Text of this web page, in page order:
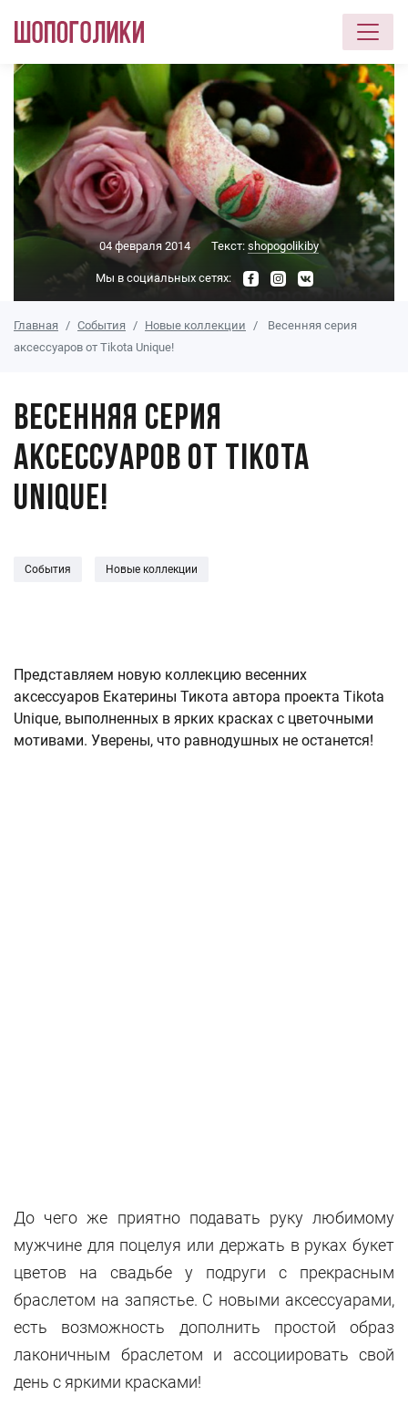
Перейти к основному содержанию
04 февраля 2014 Текст: shopogolikiby
Мы в социальных сетях:
Главная События Новые коллекции
Весенняя серия
аксессуаров от Tikota Unique!
Весенняя серия
аксессуаров от Tikota
Unique!
События Новые коллекции
Представляем новую коллекцию весенних
аксессуаров Екатерины Тикота автора проекта Tikota
Unique, выполненных в ярких красках с цветочными
мотивами. Уверены, что равнодушных не останется!
До чего же приятно подавать руку любимому
мужчине для поцелуя или держать в руках букет
цветов на свадьбе у подруги с прекрасным
браслетом на запястье. С новыми аксессуарами,
есть возможность дополнить простой образ
лаконичным браслетом и ассоциировать свой
день с яркими красками!